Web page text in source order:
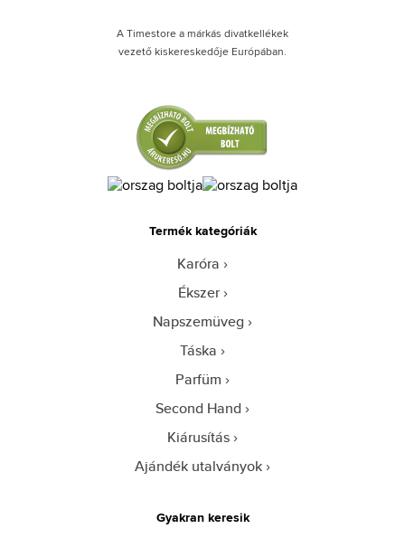
A Timestore a márkás divatkellékek
vezető kiskereskedője Európában.
Termék kategóriák
Karóra
Ékszer
Napszemüveg
Táska
Parfüm
Second Hand
Kiárusítás
Ajándék utalványok
Gyakran keresik